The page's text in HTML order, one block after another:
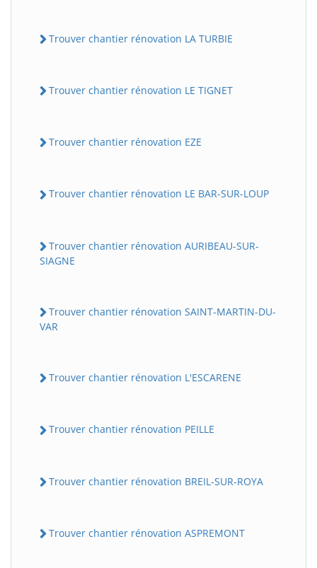
Trouver chantier rénovation LA TURBIE
Trouver chantier rénovation LE TIGNET
Trouver chantier rénovation EZE
Trouver chantier rénovation LE BAR-SUR-LOUP
Trouver chantier rénovation AURIBEAU-SUR-
SIAGNE
Trouver chantier rénovation SAINT-MARTIN-DU-
VAR
Trouver chantier rénovation L'ESCARENE
Trouver chantier rénovation PEILLE
Trouver chantier rénovation BREIL-SUR-ROYA
Trouver chantier rénovation ASPREMONT